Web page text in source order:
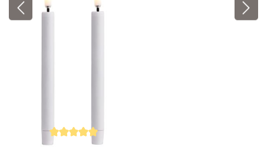
Durchschnittliche Bewertung von 5 von 5 Sternen